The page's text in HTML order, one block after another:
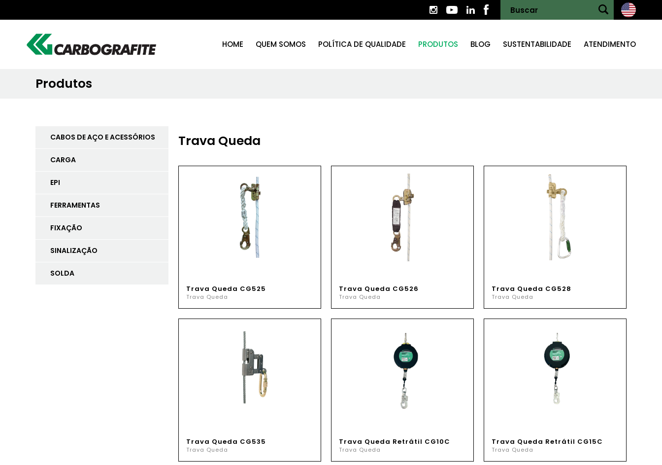
HOME QUEM SOMOS POLÍTICA DE QUALIDADE PRODUTOS BLOG SUSTENTABILIDADE ATENDIMENTO
Produtos
CABOS DE AÇO E ACESSÓRIOS
CARGA
EPI
FERRAMENTAS
FIXAÇÃO
SINALIZAÇÃO
SOLDA
Trava Queda
Trava Queda CG525
Trava Queda
Trava Queda CG526
Trava Queda
Trava Queda CG528
Trava Queda
Trava Queda CG535
Trava Queda
Trava Queda Retrátil CG10C
Trava Queda
Trava Queda Retrátil CG15C
Trava Queda